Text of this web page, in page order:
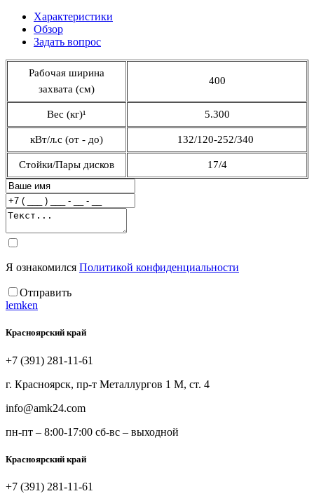
Характеристики
Обзор
Задать вопрос
Рабочая ширина
захвата (см)
400
Вес (кг)¹ 5.300
кВт/л.с (от - до) 132/120-252/340
Стойки/Пары дисков 17/4
Я ознакомился Политикой конфиденциальности
Отправить
lemken
Красноярский край
+7 (391) 281-11-61
г. Красноярск, пр-т Металлургов 1 М, ст. 4
info@amk24.com
пн-пт – 8:00-17:00 сб-вс – выходной
Красноярский край
+7 (391) 281-11-61